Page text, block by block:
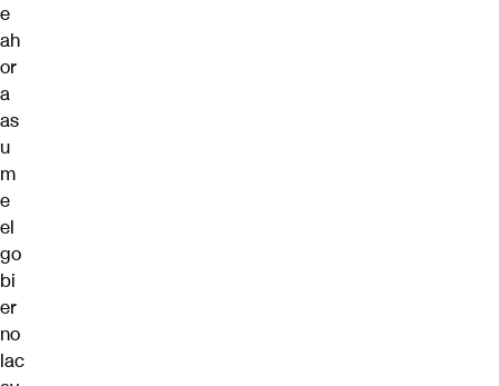
e
ah
or
a
as
u
m
e
el
go
bi
er
no
lac